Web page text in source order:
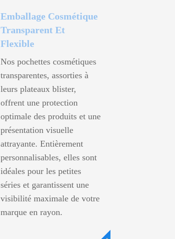
Emballage Cosmétique
Transparent Et
Flexible
Nos pochettes cosmétiques
transparentes, assorties à
leurs plateaux blister,
offrent une protection
optimale des produits et une
présentation visuelle
attrayante. Entièrement
personnalisables, elles sont
idéales pour les petites
séries et garantissent une
visibilité maximale de votre
marque en rayon.